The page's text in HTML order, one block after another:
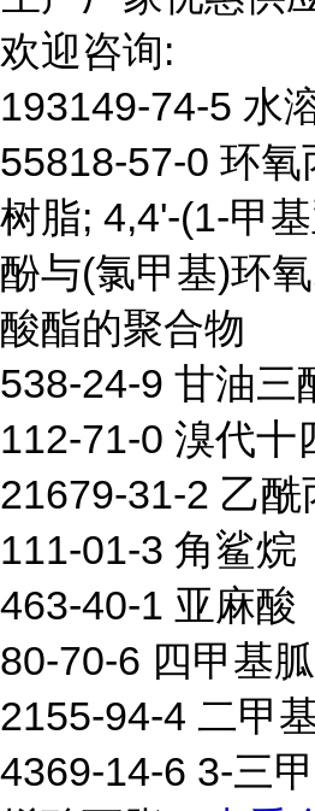
欢迎咨询:
193149-74-5 水
55818-57-0 环
树脂; 4,4'-(1-甲
酚与(氯甲基)环
酸酯的聚合物
538-24-9 甘油三
112-71-0 溴代十
21679-31-2 乙酰
111-01-3 角鲨烷
463-40-1 亚麻酸
80-70-6 四甲基胍
2155-94-4 二甲
4369-14-6 3-三